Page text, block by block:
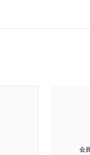
会